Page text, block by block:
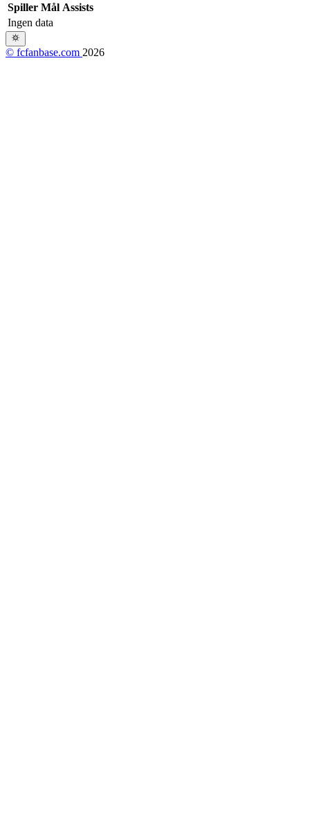
Spiller Mål Assists
Ingen data
© fcfanbase.com 2026